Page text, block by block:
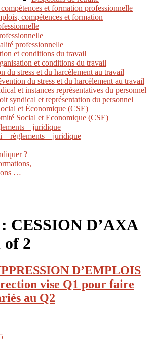
et formation professionnelle
compétences et formation
professionnelle
et conditions du travail
et conditions du travail
du stress et du harcèlement au travail
du stress et du harcèlement au travail
et instances représentatives du personnel
syndical et représentation du personnel
et Économique (CSE)
Social et Economique (CSE)
– juridique
– règlements – juridique
?
…
CESSION D’AXA
of 2
D’EMPLOIS
vise Q1 pour faire
au Q2